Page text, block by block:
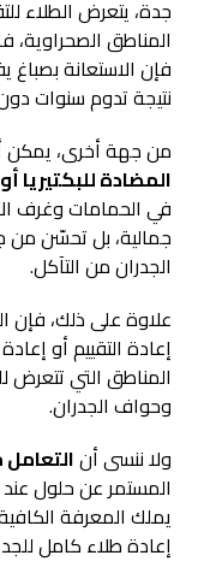
جدة، يتعرض الطلاء
المناطق الصحراوية،
فإن الاستعانة بصباغ
نتيجة تدوم سنوات
من جهة أخرى، يمكن
المضادة للبكتيريا
في الحمامات وغرف
جمالية، بل تحسّن من
الجدران من التآكل.
علاوة على ذلك، فإن
إعادة التقييم أو
المناطق التي تتعرض
وحواف الجدران.
ولا ننسى أن
المستمر عن حلول
يملك المعرفة
إعادة طلاء كامل